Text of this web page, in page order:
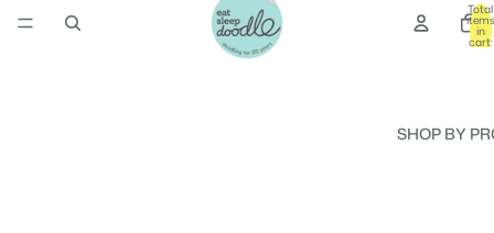
SHOP BY
Total
items
in
cart: